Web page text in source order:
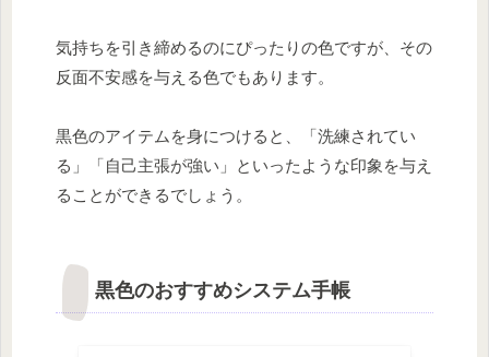
気持ちを引き締めるのにぴったりの色ですが、その
反面不安感を与える色でもあります。
黒色のアイテムを身につけると、「洗練されてい
る」「自己主張が強い」といったような印象を与え
ることができるでしょう。
黒色のおすすめシステム手帳